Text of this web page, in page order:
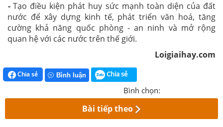
-Tạo điều kiện phát huy sức mạnh toàn diện của đất
nước để xây dựng kinh tế, phát triển văn hoá, tăng
cường khả năng quốc phòng - an ninh và mở rộng
quan hệ với các nước trên thế giới.
Loigiaihay.com
Chia sẻ Bình luận Chia sẻ
Bình chọn:
Bài tiếp theo